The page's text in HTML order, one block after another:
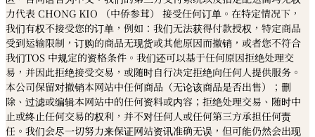
力代表 CHONG KIO （中侨参茸） 接受任何订单。在特定情况下，
我们有权不接受您的订单，例如：我们无法获得付款授权，特定商品
受到运输限制，订购的商品无现货或其他原因而撤销，或者您不符合
我们TOS 中规定的资格条件。我们还可以基于任何原因拒绝处理交
易，并因此拒绝接受交易，或随时自行决定拒绝向任何人提供服务。
本公司保留对撤销本网站中任何商品（无论该商品是否出售）；删
除、过滤或编辑本网站中的任何资料或内容；拒绝处理交易、随时中
止或终止任何交易的权利，并不对任何人或任何第三方承担任何责
任。我们会尽一切努力来保证网站资讯准确无误，但可能仍然会出现